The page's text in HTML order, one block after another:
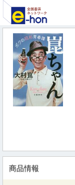
商品情報